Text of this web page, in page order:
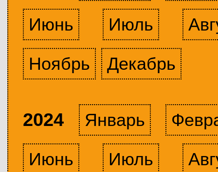
Июнь
Июль
Ноябрь
Декабрь
2024 Январь
Июнь
Июль